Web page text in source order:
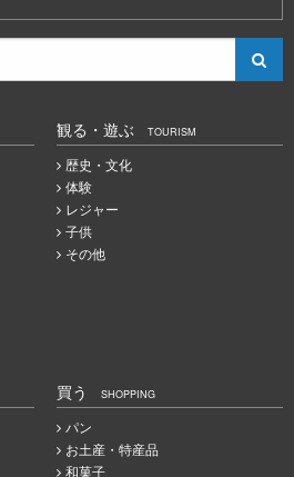
観る・遊ぶ TOURISM
歴史・文化
体験
レジャー
子供
その他
買う SHOPPING
パン
お土産・特産品
和菓子